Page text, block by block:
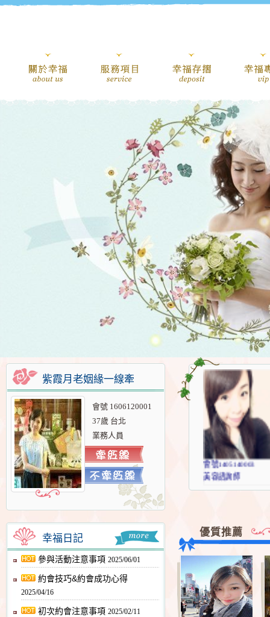
紫霞月老姻緣一線牽
會號 1606120001
37歲 台北
業務人員
幸福日記
參與活動注意事項 2025/06/01
約會技巧&約會成功心得
2025/04/16
初次約會注意事項 2025/02/11
會號1405140003
美容諮詢師
我會勇
會發現
那麼我
只是會
我的愛
也許全
但在我
我..不
我會用
優質推薦